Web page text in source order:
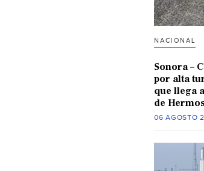
NACIONAL
Sonora –
por alta
que llega
de
06 AGOSTO